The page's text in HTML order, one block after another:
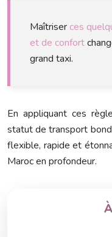
Maîtriser ces
et de confort
grand taxi.
En appliquant ces
statut de transport
flexible, rapide et
Maroc en profondeur.